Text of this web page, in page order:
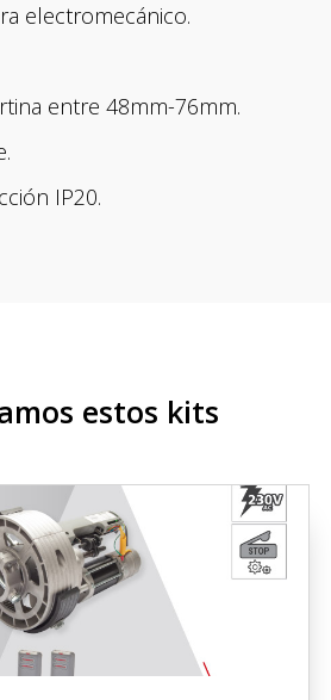
electromecánico.
entre 48mm-76mm.
IP20.
estos kits